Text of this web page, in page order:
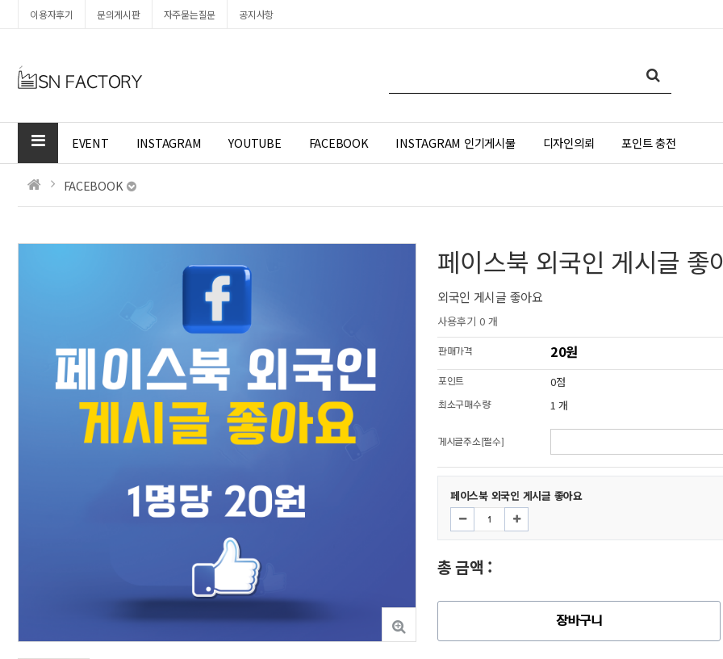
이용자후기 문의게시판 자주묻는질문 공지사항
EVENT INSTAGRAM YOUTUBE FACEBOOK INSTAGRAM 인기게시물 디자인의뢰 포인트 충전
FACEBOOK
페이스북 외국인 게시글 좋
외국인 게시글 좋아요
사용후기 0 개
판매가격 20원
포인트 0점
최소구매수량 1 개
게시글주소[필수]
페이스북 외국인 게시글 좋아요
총 금액 :
장바구니